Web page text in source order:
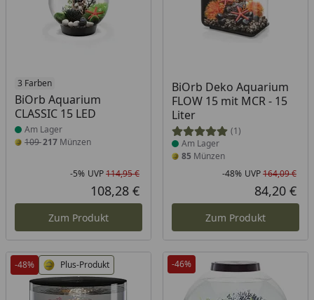
3 Farben
BiOrb Aquarium
CLASSIC 15 LED
Produkt am Lager
Am Lager
109217 Münzen
Rabatt in Prozent
-5%
Ursprünglicher Preis
UVP114,95 €
Aktueller Preis
108,28 €
Zum Produkt
BiOrb Deko Aquarium
FLOW 15 mit MCR - 15
Liter
(1)
Produkt am Lager
Am Lager
85 Münzen
-48% UVP164,09 €
84,20 €
Zum Produkt
-48% Plus-Produkt -46%